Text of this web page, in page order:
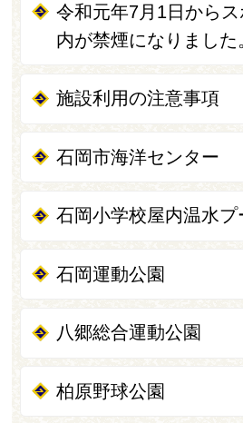
令和元年7月1日から
内が禁煙になりました
施設利用の注意事項
石岡市海洋センター
石岡小学校屋内温水プ
石岡運動公園
八郷総合運動公園
柏原野球公園